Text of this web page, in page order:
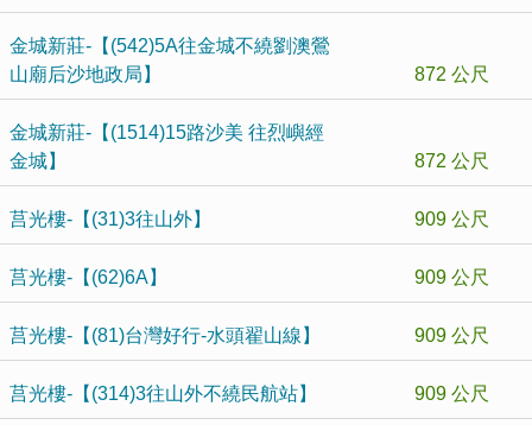
金城新莊-【(542)5A往金城不繞劉澳鶯
山廟后沙地政局】
872 公尺
金城新莊-【(1514)15路沙美 往烈嶼經
金城】
872 公尺
莒光樓-【(31)3往山外】 909 公尺
莒光樓-【(62)6A】 909 公尺
莒光樓-【(81)台灣好行-水頭翟山線】 909 公尺
莒光樓-【(314)3往山外不繞民航站】 909 公尺